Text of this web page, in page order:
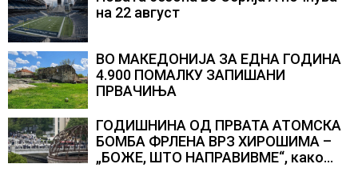
на 22 август
ВО МАКЕДОНИЈА ЗА ЕДНА ГОДИНА
4.900 ПОМАЛКУ ЗАПИШАНИ
ПРВАЧИЊА
ГОДИШНИНА ОД ПРВАТА АТОМСКА
БОМБА ФРЛЕНА ВРЗ ХИРОШИМА –
„БОЖЕ, ШТО НАПРАВИВМЕ“, како